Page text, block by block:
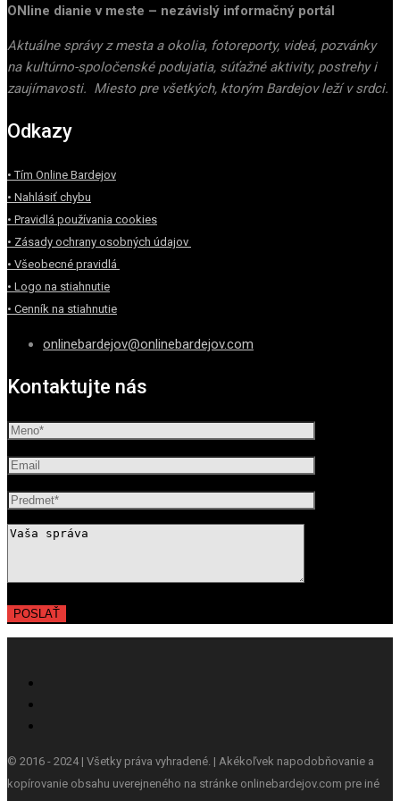
ONline dianie v meste – nezávislý informačný portál
Aktuálne správy z mesta a okolia, fotoreporty, videá, pozvánky
na kultúrno-spoločenské podujatia, súťažné aktivity, postrehy i
zaujímavosti. Miesto pre všetkých, ktorým Bardejov leží v srdci.
Odkazy
• Tím Online Bardejov
• Nahlásiť chybu
• Pravidlá používania cookies
• Zásady ochrany osobných údajov
• Všeobecné pravidlá
• Logo na stiahnutie
• Cenník na stiahnutie
onlinebardejov@onlinebardejov.com
Kontaktujte nás
© 2016 - 2024 | Všetky práva vyhradené. | Akékoľvek napodobňovanie a
kopírovanie obsahu uverejneného na stránke onlinebardejov.com pre iné